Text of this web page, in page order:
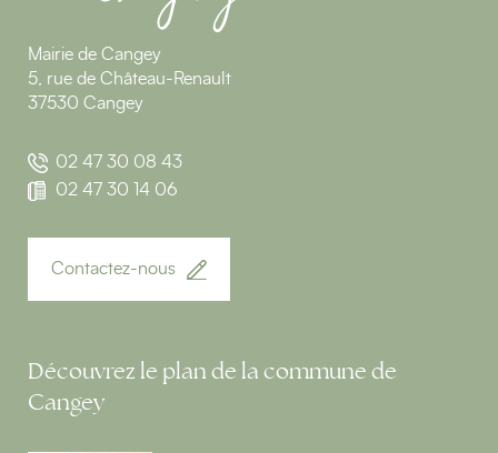
Mairie de Cangey
5, rue de Château-Renault
37530 Cangey
02 47 30 08 43
02 47 30 14 06
Contactez-nous
Découvrez le plan de la commune de
Cangey